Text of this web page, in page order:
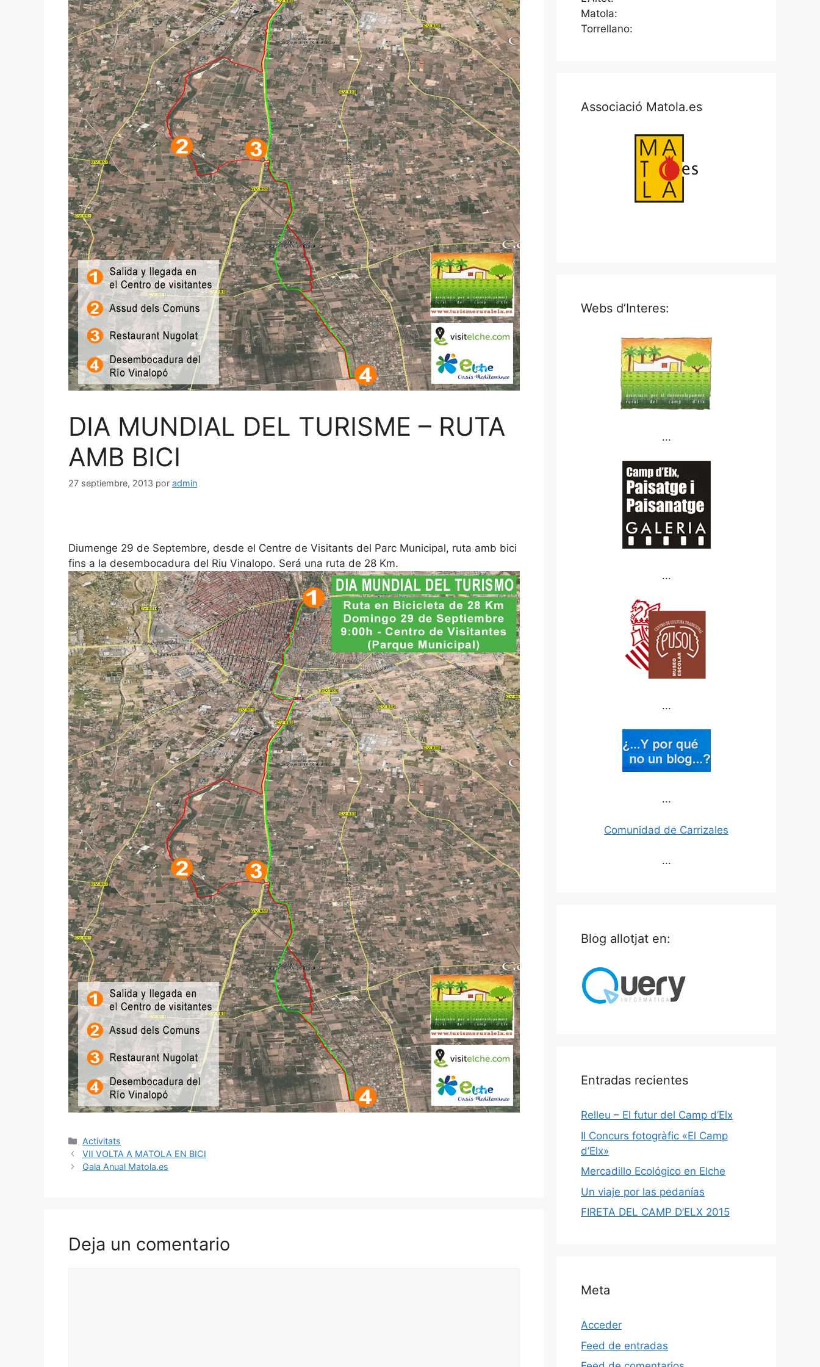
DIA MUNDIAL DEL TURISME – RUTA
AMB BICI
27 septiembre, 2013 por admin
Diumenge 29 de Septembre, desde el Centre de Visitants del Parc Municipal, ruta amb bici
fins a la desembocadura del Riu Vinalopo. Será una ruta de 28 Km.
Categorías
Activitats
VII VOLTA A MATOLA EN BICI
Gala Anual Matola.es
Deja un comentario
Matola:
Torrellano:
Associació Matola.es
Webs d’Interes:
...
...
...
...
Comunidad de Carrizales
...
Blog allotjat en:
Entradas recientes
Relleu – El futur del Camp d’Elx
II Concurs fotogràfic «El Camp
d’Elx»
Mercadillo Ecológico en Elche
Un viaje por las pedanías
FIRETA DEL CAMP D’ELX 2015
Meta
Acceder
Feed de entradas